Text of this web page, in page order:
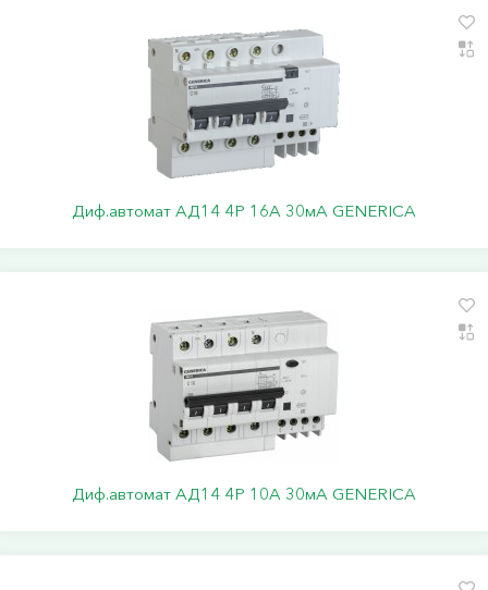
Диф.автомат АД14 4Р 16А 30мА GENERICA
Диф.автомат АД14 4Р 10А 30мА GENERICA